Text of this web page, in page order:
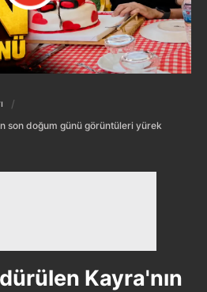
son doğum günü görüntüleri yürek
Kayra'nın